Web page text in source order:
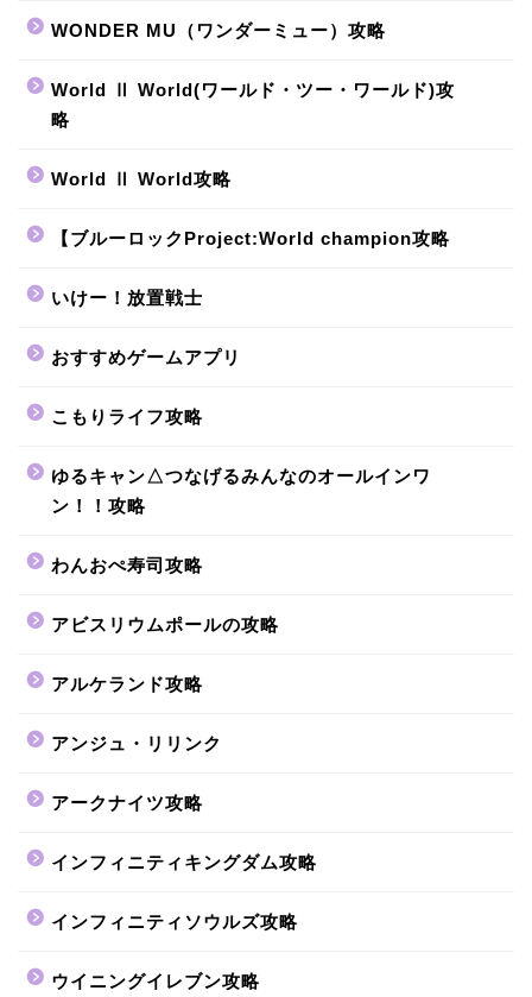
WONDER MU（ワンダーミュー）攻略
World Ⅱ World(ワールド・ツー・ワールド)攻
略
World Ⅱ World攻略
【ブルーロックProject:World champion攻略
いけー！放置戦士
おすすめゲームアプリ
こもりライフ攻略
ゆるキャン△つなげるみんなのオールインワ
ン！！攻略
わんおぺ寿司攻略
アビスリウムポールの攻略
アルケランド攻略
アンジュ・リリンク
アークナイツ攻略
インフィニティキングダム攻略
インフィニティソウルズ攻略
ウイニングイレブン攻略